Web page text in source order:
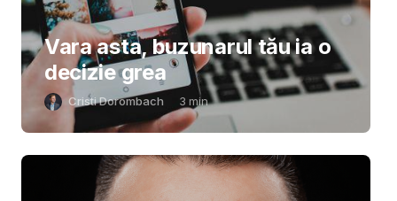
Vara asta, buzunarul tău ia o
decizie grea
Cristi Dorombach 3 min